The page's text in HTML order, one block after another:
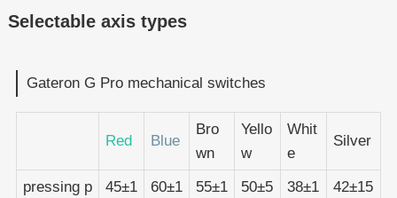
Selectable axis types
Gateron G Pro mechanical switches
Red Blue
Bro
wn
Yello
w
Whit
e
Silver
pressing p 45±1 60±1 55±1 50±5 38±1 42±15